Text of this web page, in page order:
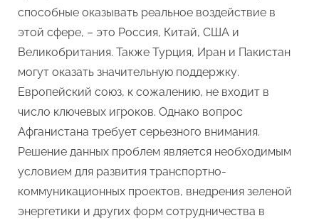
способные оказывать реальное воздействие в
этой сфере, – это Россия, Китай, США и
Великобритания. Также Турция, Иран и Пакистан
могут оказать значительную поддержку.
Европейский союз, к сожалению, не входит в
число ключевых игроков. Однако вопрос
Афганистана требует серьезного внимания.
Решение данных проблем является необходимым
условием для развития транспортно-
коммуникационных проектов, внедрения зеленой
энергетики и других форм сотрудничества в